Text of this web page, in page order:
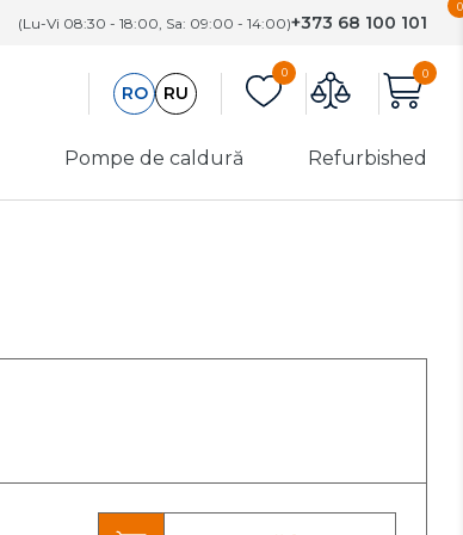
(Lu-Vi 08:30 - 18:00, Sa: 09:00 - 14:00)+373 68 100 101
RO RU
0
0
0
Utilaj de
Refurbished
minime
componentelor
Pompe de caldură Refurbished